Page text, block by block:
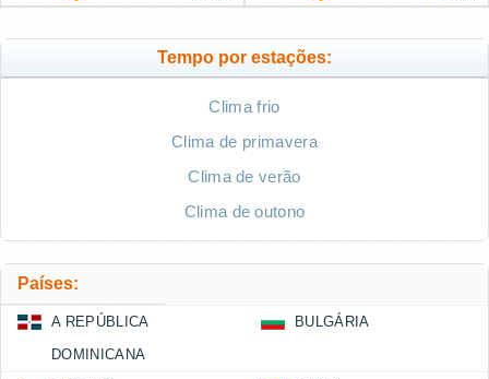
Tempo por estações:
Clima frio
Clima de primavera
Clima de verão
Clima de outono
Países:
A REPÚBLICA
DOMINICANA
BULGÁRIA